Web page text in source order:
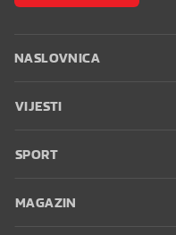
NASLOVNICA
VIJESTI
SPORT
MAGAZIN